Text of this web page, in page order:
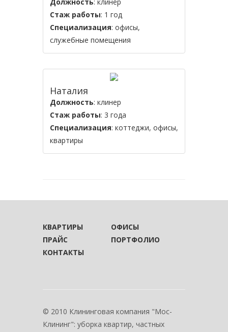
Стаж работы: 1 год
Специализация: офисы,
служебные помещения
Наталия
Должность: клинер
Стаж работы: 3 года
Специализация: коттеджи, офисы,
квартиры
КВАРТИРЫ
ОФИСЫ
ПРАЙС
ПОРТФОЛИО
КОНТАКТЫ
© 2010 Клининговая компания "Мос-
Клининг": уборка квартир, частных